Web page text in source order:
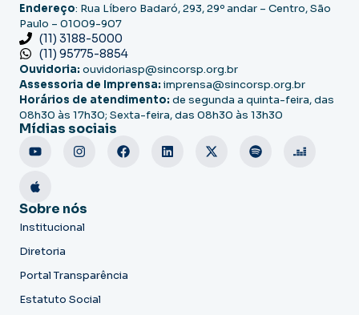
Endereço: Rua Líbero Badaró, 293, 29º andar – Centro, São
Paulo – 01009-907
(11) 3188-5000
(11) 95775-8854
Ouvidoria: ouvidoriasp@sincorsp.org.br
Assessoria de Imprensa: imprensa@sincorsp.org.br
Horários de atendimento: de segunda a quinta-feira, das
08h30 às 17h30; Sexta-feira, das 08h30 às 13h30
Mídias sociais
Sobre nós
Institucional
Diretoria
Portal Transparência
Estatuto Social